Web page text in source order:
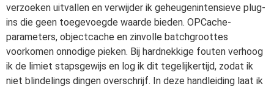
verzoeken uitvallen en verwijder ik geheugenintensieve plug-
ins die geen toegevoegde waarde bieden. OPCache-
parameters, objectcache en zinvolle batchgroottes
voorkomen onnodige pieken. Bij hardnekkige fouten verhoog
ik de limiet stapsgewijs en log ik dit tegelijkertijd, zodat ik
niet blindelings dingen overschrijf. In deze handleiding laat ik